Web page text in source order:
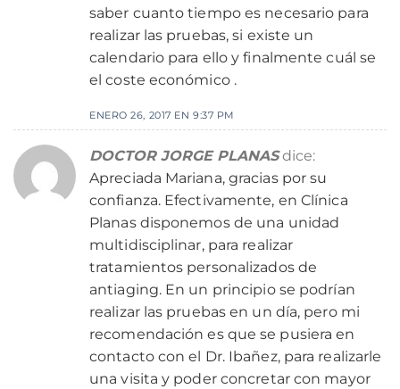
saber cuanto tiempo es necesario para
realizar las pruebas, si existe un
calendario para ello y finalmente cuál se
el coste económico .
ENERO 26, 2017 EN 9:37 PM
DOCTOR JORGE PLANAS dice:
Apreciada Mariana, gracias por su
confianza. Efectivamente, en Clínica
Planas disponemos de una unidad
multidisciplinar, para realizar
tratamientos personalizados de
antiaging. En un principio se podrían
realizar las pruebas en un día, pero mi
recomendación es que se pusiera en
contacto con el Dr. Ibañez, para realizarle
una visita y poder concretar con mayor